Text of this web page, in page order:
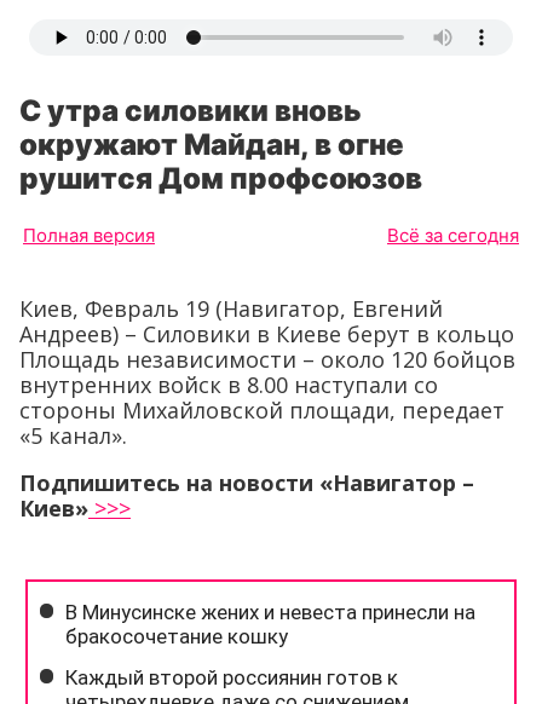
С утра силовики вновь
окружают Майдан, в огне
рушится Дом профсоюзов
Полная версия Всё за сегодня
Киев, Февраль 19 (Навигатор, Евгений
Андреев) – Силовики в Киеве берут в кольцо
Площадь независимости – около 120 бойцов
внутренних войск в 8.00 наступали со
стороны Михайловской площади, передает
«5 канал».
Подпишитесь на новости «Навигатор –
Киев» >>>